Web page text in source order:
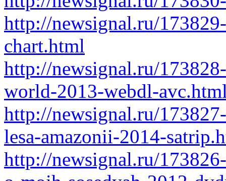
http://newsignal.ru/
chart.html
http://newsignal.ru/
world-2013-webdl-
http://newsignal.ru/
lesa-amazonii-2014-
http://newsignal.ru/